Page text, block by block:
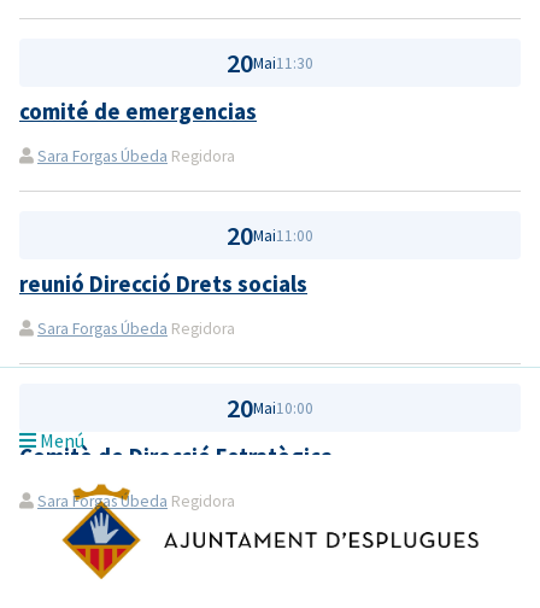
20Mai11:30
comité de emergencias
Sara Forgas Úbeda Regidora
20Mai11:00
reunió Direcció Drets socials
Sara Forgas Úbeda Regidora
20Mai10:00
Comitè de Direcció Estratègica
Sara Forgas Úbeda Regidora
Menú